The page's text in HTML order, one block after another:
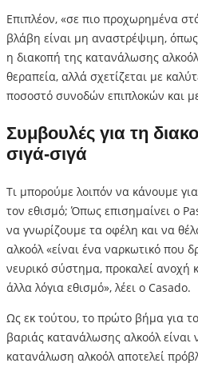
Επιπλέον, «σε πιο προχωρημένα
βλάβη είναι μη αναστρέψιμη,
η διακοπή της κατανάλωσης
θεραπεία, αλλά σχετίζεται με
ποσοστό συνοδών επιπλοκών και
Συμβουλές για τη
σιγά-σιγά
Τι μπορούμε λοιπόν να κάνουμε
τον εθισμό; Όπως επισημαίνει ο
να γνωρίζουμε τα οφέλη και να
αλκοόλ «είναι ένα ναρκωτικό που
νευρικό σύστημα, προκαλεί ανοχή
άλλα λόγια εθισμό», λέει ο Casado.
Ως εκ τούτου, το πρώτο βήμα για
βαριάς κατανάλωσης αλκοόλ
κατανάλωση αλκοόλ αποτελεί